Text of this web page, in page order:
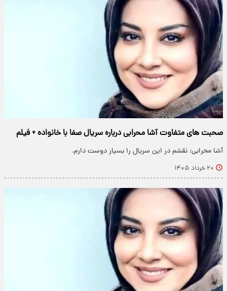
صحبت های متفاوت آشا محرابی درباره سریال صفا با خانواده + فیلم
آشا محرابی: نقشم در این سریال را بسیار دوست دارم.
۲۰ خرداد ۱۴۰۵